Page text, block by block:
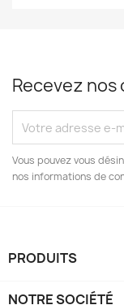
Recevez
Vous pouvez vous
nos informations de
PRODUITS
NOTRE SOCIÉTÉ